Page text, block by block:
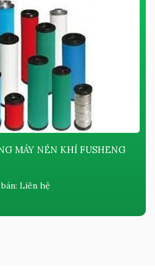
MÁY NÉN KHÍ FUSHENG
Liên hệ